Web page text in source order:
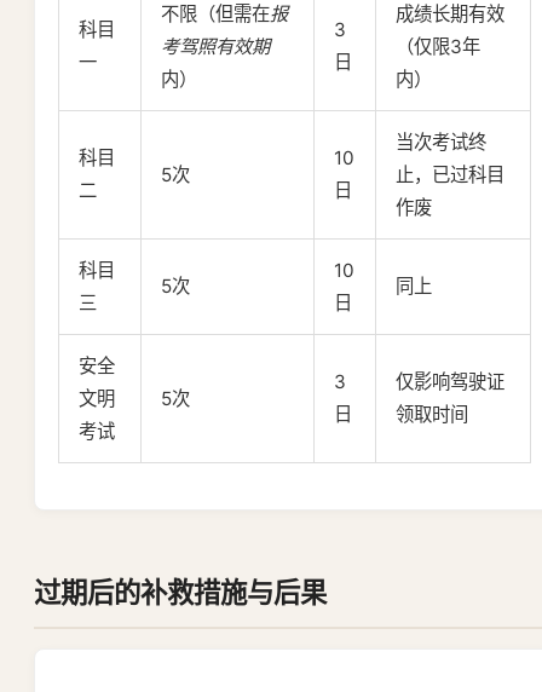
科目
一
不限（但需在报
考驾照有效期
内）
3
日
成绩长期有效
（仅限3年
内）
科目
二
5次
10
日
当次考试终
止，已过科目
作废
科目
三
5次
10
日
同上
安全
文明
考试
5次
3
日
仅影响驾驶证
领取时间
过期后的补救措施与后果